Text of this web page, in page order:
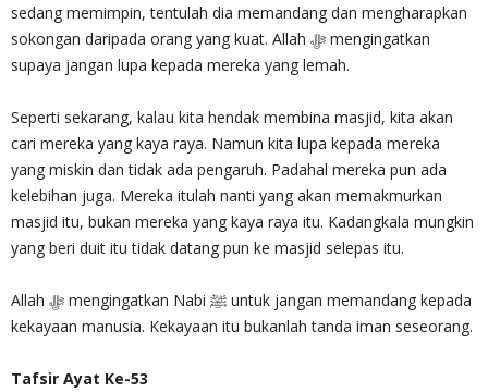
sedang memimpin, tentulah dia memandang dan mengharapkan
sokongan daripada orang yang kuat. Allah ‎ﷻ mengingatkan
supaya jangan lupa kepada mereka yang lemah.
Seperti sekarang, kalau kita hendak membina masjid, kita akan
cari mereka yang kaya raya. Namun kita lupa kepada mereka
yang miskin dan tidak ada pengaruh. Padahal mereka pun ada
kelebihan juga. Mereka itulah nanti yang akan memakmurkan
masjid itu, bukan mereka yang kaya raya itu. Kadangkala mungkin
yang beri duit itu tidak datang pun ke masjid selepas itu.
Allah ‎ﷻ mengingatkan Nabi ﷺ untuk jangan memandang kepada
kekayaan manusia. Kekayaan itu bukanlah tanda iman seseorang.
Tafsir Ayat Ke-53